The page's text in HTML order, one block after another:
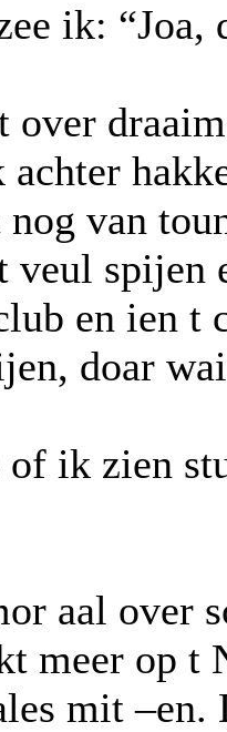
ik: “Joa,
over
van
veul spijen
en ien t
doar
ik zien
aal over
meer op t
mit